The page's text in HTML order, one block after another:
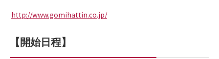
http://www.gomihattin.co.jp/
【開始日程】